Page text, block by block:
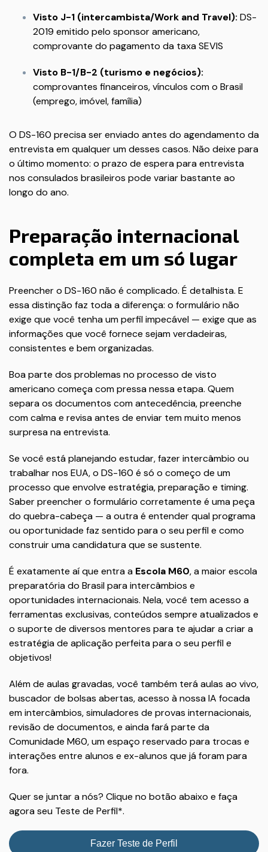
Visto J-1 (intercambista/Work and Travel): DS-
2019 emitido pelo sponsor americano,
comprovante do pagamento da taxa SEVIS
Visto B-1/B-2 (turismo e negócios):
comprovantes financeiros, vínculos com o Brasil
(emprego, imóvel, família)
O DS-160 precisa ser enviado antes do agendamento da
entrevista em qualquer um desses casos. Não deixe para
o último momento: o prazo de espera para entrevista
nos consulados brasileiros pode variar bastante ao
longo do ano.
Preparação internacional
completa em um só lugar
Preencher o DS-160 não é complicado. É detalhista. E
essa distinção faz toda a diferença: o formulário não
exige que você tenha um perfil impecável — exige que as
informações que você fornece sejam verdadeiras,
consistentes e bem organizadas.
Boa parte dos problemas no processo de visto
americano começa com pressa nessa etapa. Quem
separa os documentos com antecedência, preenche
com calma e revisa antes de enviar tem muito menos
surpresa na entrevista.
Se você está planejando estudar, fazer intercâmbio ou
trabalhar nos EUA, o DS-160 é só o começo de um
processo que envolve estratégia, preparação e timing.
Saber preencher o formulário corretamente é uma peça
do quebra-cabeça — a outra é entender qual programa
ou oportunidade faz sentido para o seu perfil e como
construir uma candidatura que se sustente.
É exatamente aí que entra a Escola M60, a maior escola
preparatória do Brasil para intercâmbios e
oportunidades internacionais. Nela, você tem acesso a
ferramentas exclusivas, conteúdos sempre atualizados e
o suporte de diversos mentores para te ajudar a criar a
estratégia de aplicação perfeita para o seu perfil e
objetivos!
Além de aulas gravadas, você também terá aulas ao vivo,
buscador de bolsas abertas, acesso à nossa IA focada
em intercâmbios, simuladores de provas internacionais,
revisão de documentos, e ainda fará parte da
Comunidade M60, um espaço reservado para trocas e
interações entre alunos e ex-alunos que já foram para
fora.
Quer se juntar a nós? Clique no botão abaixo e faça
agora seu Teste de Perfil*.
Fazer Teste de Perfil